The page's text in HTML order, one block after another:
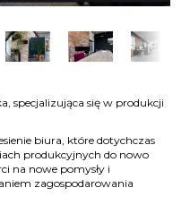
specjalizująca się w produkcji
biura, które dotychczas
produkcyjnych do nowo
na nowe pomysły i
zagospodarowania